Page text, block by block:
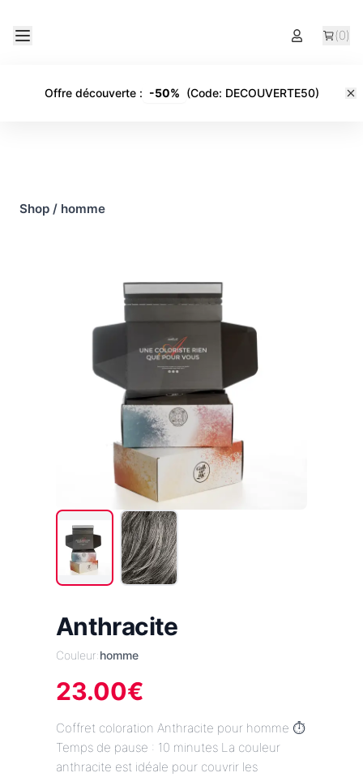
(0)
Offre découverte: -50% (Code: DECOUVERTE50)
Shop / homme
Anthracite
Couleur:homme
23.00€
Coffret coloration Anthracite pour homme ⏱️
Temps de pause : 10 minutes La couleur
anthracite est idéale pour couvrir les